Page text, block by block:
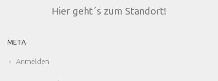
Hier geht´s zum Standort!
META
Anmelden